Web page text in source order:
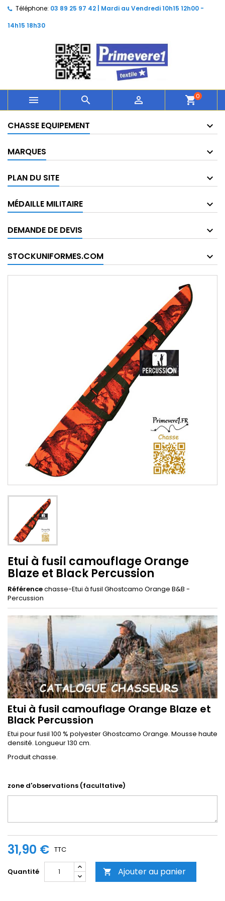
Téléphone: 03 89 25 97 42 | Mardi au Vendredi 10h15 12h00 -
14h15 18h30
   shopping_cart0
CHASSE EQUIPEMENT
MARQUES
PLAN DU SITE
MÉDAILLE MILITAIRE
DEMANDE DE DEVIS
STOCKUNIFORMES.COM
Etui à fusil camouflage Orange
Blaze et Black Percussion
Référencechasse-Etui à fusil Ghostcamo Orange B&B -
Percussion
Etui à fusil camouflage Orange Blaze et
Black Percussion
Etui pour fusil 100 % polyester Ghostcamo Orange. Mousse haute
densité. Longueur 130 cm.
Produit chasse.
zone d'observations (facultative)
31,90 € TTC
Quantité  Ajouter au panier